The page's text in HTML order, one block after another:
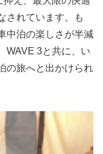
されています。も
中泊の楽しさが半減
WAVE 3と共に、い
の旅へと出かけられ